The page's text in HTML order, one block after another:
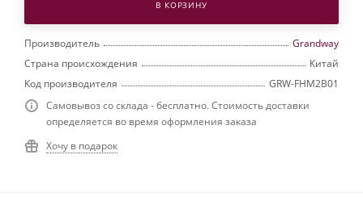
В КОРЗИНУ
Производитель
Grandway
Страна происхождения
Китай
Код производителя
GRW-FHM2B01
Самовывоз со склада - бесплатно. Стоимость доставки
определяется во время оформления заказа
Хочу в подарок